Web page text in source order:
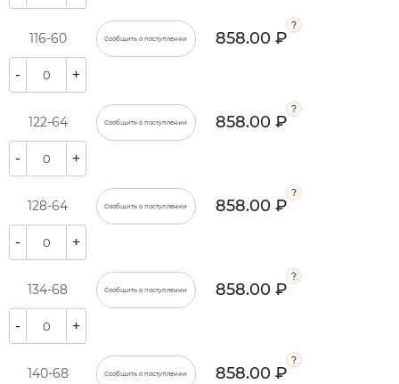
116-60 Сообщить о поступлении 858.00 ₽
- +
122-64 Сообщить о поступлении 858.00 ₽
- +
128-64 Сообщить о поступлении 858.00 ₽
- +
134-68 Сообщить о поступлении 858.00 ₽
- +
140-68 Сообщить о поступлении 858.00 ₽